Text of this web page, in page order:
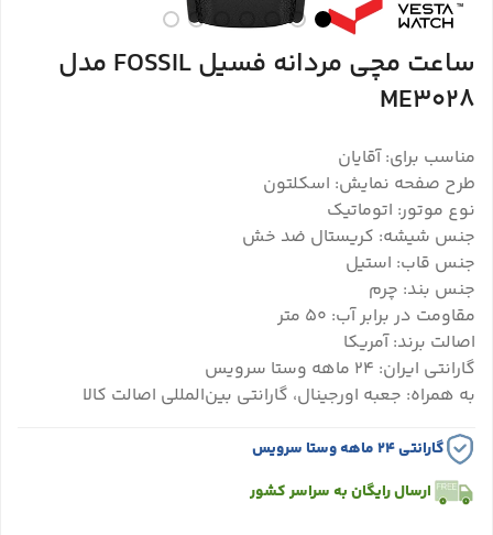
ساعت مچی مردانه فسیل FOSSIL مدل
ME3028
مناسب برای: آقایان
طرح صفحه نمایش: اسکلتون
نوع موتور: اتوماتیک
جنس شیشه: کریستال ضد خش
جنس قاب: استیل
جنس بند: چرم
مقاومت در برابر آب: ۵۰ متر
اصالت برند: آمریکا
گارانتی ایران: ۲۴ ماهه وستا سرویس
به همراه: جعبه اورجینال، گارانتی بین‌المللی اصالت کالا
گارانتی ۲۴ ماهه وستا سرویس
ارسال رایگان به سراسر کشور